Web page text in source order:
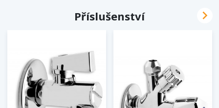
Příslušenství 